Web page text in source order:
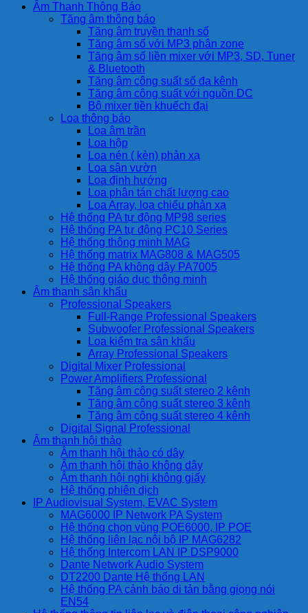
Âm Thanh Thông Báo
Tăng âm thông báo
Tăng âm truyền thanh số
Tăng âm số với MP3 phân zone
Tăng âm số liền mixer với MP3, SD, Tuner
& Bluetooth
Tăng âm công suất số đa kênh
Tăng âm công suất với nguồn DC
Bộ mixer tiền khuếch đại
Loa thông báo
Loa âm trần
Loa hộp
Loa nén ( kèn) phản xạ
Loa sân vườn
Loa định hướng
Loa phân tán chất lượng cao
Loa Array, loa chiếu phản xạ
Hệ thống PA tự động MP98 series
Hệ thống PA tự động PC10 Series
Hệ thống thông minh MAG
Hệ thống matrix MAG808 & MAG505
Hệ thống PA không dây PA7005
Hệ thống giáo dục thông minh
Âm thanh sân khấu
Professional Speakers
Full-Range Professional Speakers
Subwoofer Professional Speakers
Loa kiểm tra sân khấu
Array Professional Speakers
Digital Mixer Professional
Power Amplifiers Professional
Tăng âm công suất stereo 2 kênh
Tăng âm công suất stereo 3 kênh
Tăng âm công suất stereo 4 kênh
Digital Signal Professional
Âm thanh hội thảo
Âm thanh hội thảo có dây
Âm thanh hội thảo không dây
Âm thanh hội nghị không giấy
Hệ thống phiên dịch
IP Audiovisual System, EVAC System
MAG6000 IP Network PA System
Hệ thống chọn vùng POE6000, IP POE
Hệ thống liên lạc nội bộ IP MAG6282
Hệ thống Intercom LAN IP DSP9000
Dante Network Audio System
DT2200 Dante Hệ thống LAN
Hệ thống PA cảnh báo di tản bằng giọng nói
EN54